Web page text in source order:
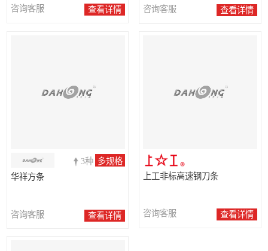
咨询客服 查看详情 咨询客服 查看详情
3种 多规格
华祥方条
咨询客服 查看详情
上工非标高速钢刀条
咨询客服 查看详情